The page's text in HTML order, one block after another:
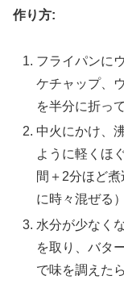
作り方:
フライパンに
ケチャップ、
を半分に折っ
中火にかけ、
ように軽くほ
間＋2分ほど
に時々混ぜる）
水分が少なく
を取り、バタ
で味を調えた